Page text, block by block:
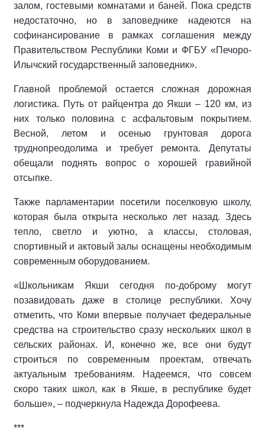
залом, гостевыми комнатами и баней. Пока средств
недостаточно, но в заповеднике надеются на
софинансирование в рамках соглашения между
Правительством Республики Коми и ФГБУ «Печоро-
Илычский государственный заповедник».
Главной проблемой остается сложная дорожная
логистика. Путь от райцентра до Якши – 120 км, из
них только половина с асфальтовым покрытием.
Весной, летом и осенью грунтовая дорога
труднопреодолима и требует ремонта. Депутаты
обещали поднять вопрос о хорошей гравийной
отсыпке.
Также парламентарии посетили поселковую школу,
которая была открыта несколько лет назад. Здесь
тепло, светло и уютно, а классы, столовая,
спортивный и актовый залы оснащены необходимым
современным оборудованием.
«Школьникам Якши сегодня по-доброму могут
позавидовать даже в столице республики. Хочу
отметить, что Коми впервые получает федеральные
средства на строительство сразу нескольких школ в
сельских районах. И, конечно же, все они будут
строиться по современным проектам, отвечать
актуальным требованиям. Надеемся, что совсем
скоро таких школ, как в Якше, в республике будет
больше», – подчеркнула Надежда Дорофеева.
***